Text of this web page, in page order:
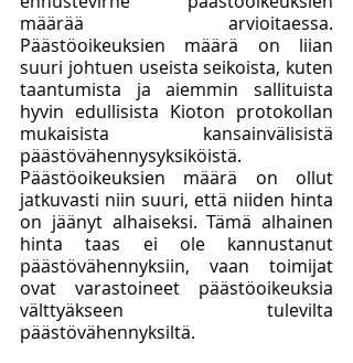
määrää arvioitaessa.
Päästöoikeuksien määrä on liian
suuri johtuen useista seikoista, kuten
taantumista ja aiemmin sallituista
hyvin edullisista Kioton protokollan
mukaisista kansainvälisistä
päästövähennysyksiköistä.
Päästöoikeuksien määrä on ollut
jatkuvasti niin suuri, että niiden hinta
on jäänyt alhaiseksi. Tämä alhainen
hinta taas ei ole kannustanut
päästövähennyksiin, vaan toimijat
ovat varastoineet päästöoikeuksia
välttyäkseen tulevilta
päästövähennyksiltä.